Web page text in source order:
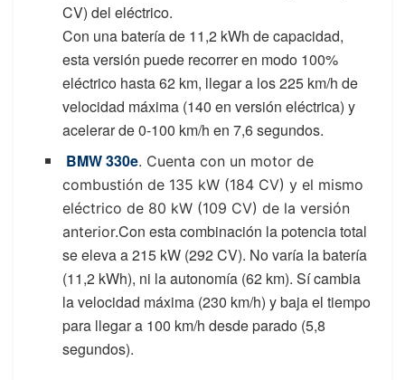
CV) del eléctrico.
Con una batería de 11,2 kWh de capacidad,
esta versión puede recorrer en modo 100%
eléctrico hasta 62 km, llegar a los 225 km/h de
velocidad máxima (140 en versión eléctrica) y
acelerar de 0-100 km/h en 7,6 segundos.
BMW 330e. Cuenta con un motor de
combustión de 135 kW (184 CV) y el mismo
eléctrico de 80 kW (109 CV) de la versión
anterior.Con esta combinación la potencia total
se eleva a 215 kW (292 CV). No varía la batería
(11,2 kWh), ni la autonomía (62 km). Sí cambia
la velocidad máxima (230 km/h) y baja el tiempo
para llegar a 100 km/h desde parado (5,8
segundos).